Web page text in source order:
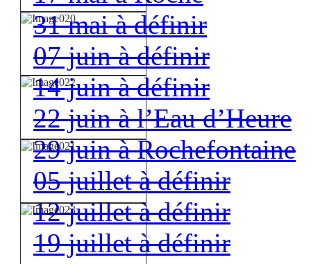
31 mai à définir
07 juin à définir
14 juin à définir
22 juin à l’Eau d’Heure
29 juin à Rochefontaine
05 juillet à définir
12 juillet à définir
19 juillet à définir